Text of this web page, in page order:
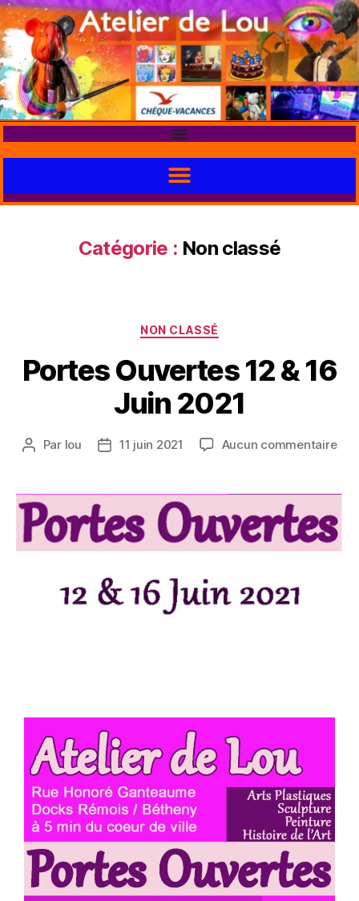
Catégorie : Non classé
NON CLASSÉ
Portes Ouvertes 12 & 16
Juin 2021
Par lou 11 juin 2021 Aucun commentaire